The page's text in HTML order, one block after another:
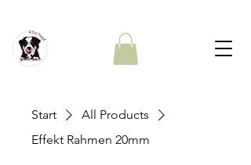
Start
All Products
Effekt Rahmen 20mm